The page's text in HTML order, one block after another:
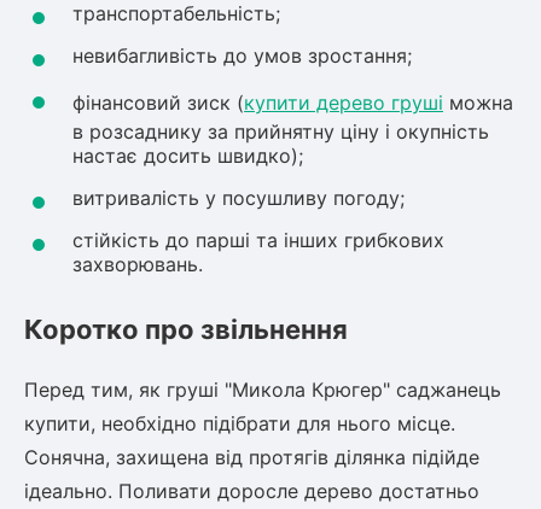
Рослини що в'ються
Гліцинія (Вістерія)
Жимолость декоративна
Плющ
Клематіс
транспортабельність;
невибагливість до умов зростання;
фінансовий зиск (купити дерево груші можна
в розсаднику за прийнятну ціну і окупність
настає досить швидко);
витривалість у посушливу погоду;
стійкість до парші та інших грибкових
захворювань.
Коротко про звільнення
Перед тим, як груші "Микола Крюгер" саджанець
купити, необхідно підібрати для нього місце.
Сонячна, захищена від протягів ділянка підійде
ідеально. Поливати доросле дерево достатньо